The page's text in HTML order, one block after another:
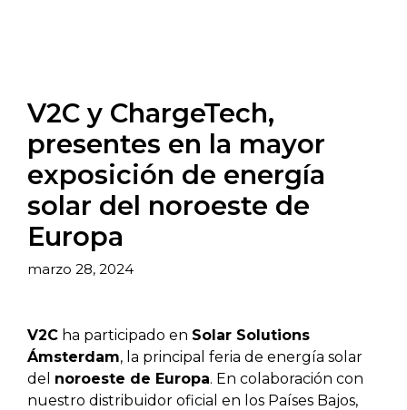
V2C y ChargeTech,
presentes en la mayor
exposición de energía
solar del noroeste de
Europa
marzo 28, 2024
V2C ha participado en Solar Solutions
Ámsterdam, la principal feria de energía solar
del noroeste de Europa. En colaboración con
nuestro distribuidor oficial en los Países Bajos,